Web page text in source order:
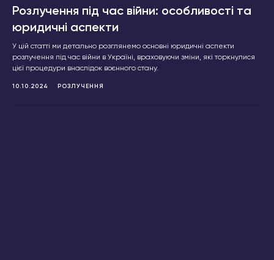
Розлучення під час війни: особливості та
юридичні аспекти
У цій статті ми детально розглянемо основні юридичні аспекти
розлучення під час війни в Україні, враховуючи зміни, які торкнулися
цієї процедури внаслідок воєнного стану.
10.10.2024 РОЗЛУЧЕННЯ